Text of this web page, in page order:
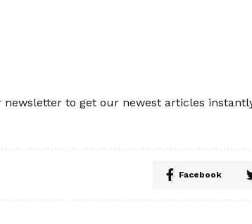
newsletter to get our newest articles
Facebook